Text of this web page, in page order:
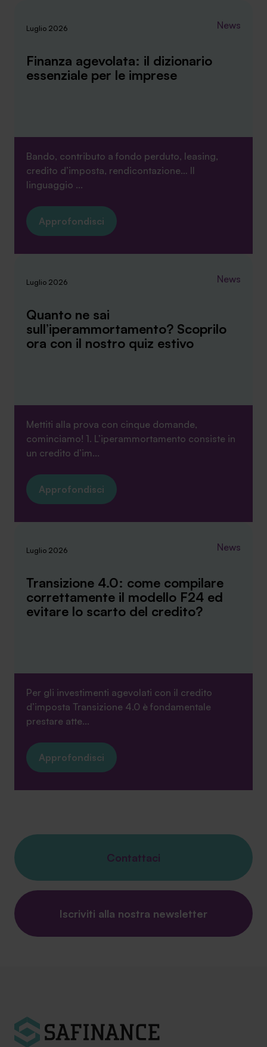
Luglio 2026 News
Finanza agevolata: il dizionario
essenziale per le imprese
Bando, contributo a fondo perduto, leasing,
credito d’imposta, rendicontazione… Il
linguaggio ...
Approfondisci
Luglio 2026 News
Quanto ne sai
sull’iperammortamento? Scoprilo
ora con il nostro quiz estivo
Mettiti alla prova con cinque domande,
cominciamo! 1. L’iperammortamento consiste in
un credito d’im...
Approfondisci
Luglio 2026 News
Transizione 4.0: come compilare
correttamente il modello F24 ed
evitare lo scarto del credito?
Per gli investimenti agevolati con il credito
d’imposta Transizione 4.0 è fondamentale
prestare atte...
Approfondisci
Contattaci
Iscriviti alla nostra newsletter